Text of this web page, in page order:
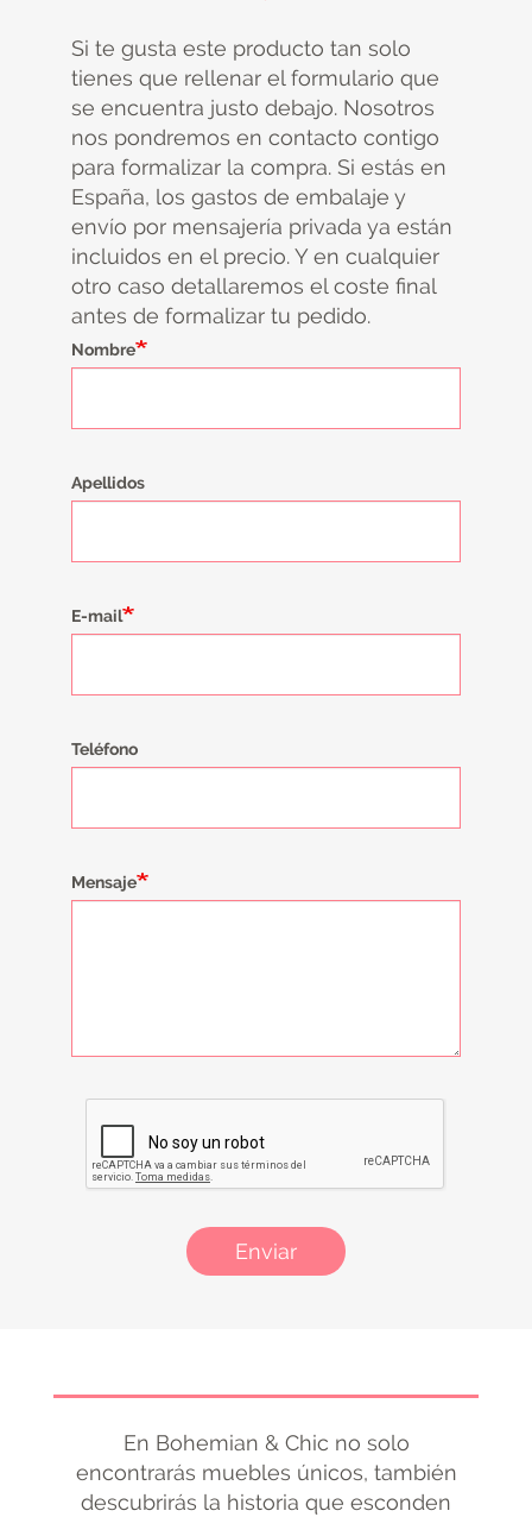
Si te gusta este producto tan solo
tienes que rellenar el formulario que
se encuentra justo debajo. Nosotros
nos pondremos en contacto contigo
para formalizar la compra. Si estás en
España, los gastos de embalaje y
envío por mensajería privada ya están
incluidos en el precio. Y en cualquier
otro caso detallaremos el coste final
antes de formalizar tu pedido.
Nombre
Apellidos
E-mail
Teléfono
Mensaje
Enviar
En Bohemian & Chic no solo
encontrarás muebles únicos, también
descubrirás la historia que esconden